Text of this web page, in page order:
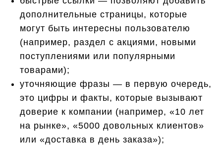
дополнительные страницы, которые
могут быть интересны пользователю
(например, раздел с акциями, новыми
поступлениями или популярными
товарами);
уточняющие фразы — в первую очередь,
это цифры и факты, которые вызывают
доверие к компании (например, «10 лет
на рынке», «5000 довольных клиентов»
или «доставка в день заказа»);